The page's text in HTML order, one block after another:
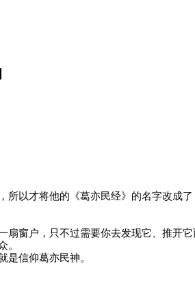
所以才将他的《葛亦民经》的名字改
窗户，只不过需要你去发现它、推开它
。
是信仰葛亦民神。